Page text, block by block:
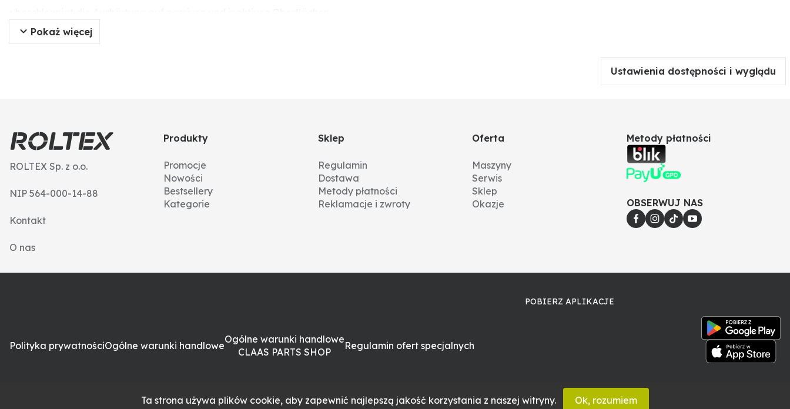
Ta strona używa plików cookie, aby zapewnić najlepszą jakość korzystania z naszej witryny. Ok, rozumiem
• ideal bei großen Klebespalten
• für die Aushärtung bei niedrigen Temperaturen unter 15 °C (59 °F)
Pokaż więcej
Ustawienia dostępności i wyglądu
ROLTEX Sp. z o.o.
NIP 564-000-14-88
Kontakt
O nas
Produkty
Promocje
Nowości
Bestsellery
Kategorie
Sklep
Regulamin
Dostawa
Metody płatności
Reklamacje i zwroty
Oferta
Maszyny
Serwis
Sklep
Okazje
Metody płatności
OBSERWUJ NAS
Polityka prywatnościOgólne warunki handlowe
Ogólne warunki handlowe
CLAAS PARTS SHOP
Regulamin ofert specjalnych
POBIERZ APLIKACJE